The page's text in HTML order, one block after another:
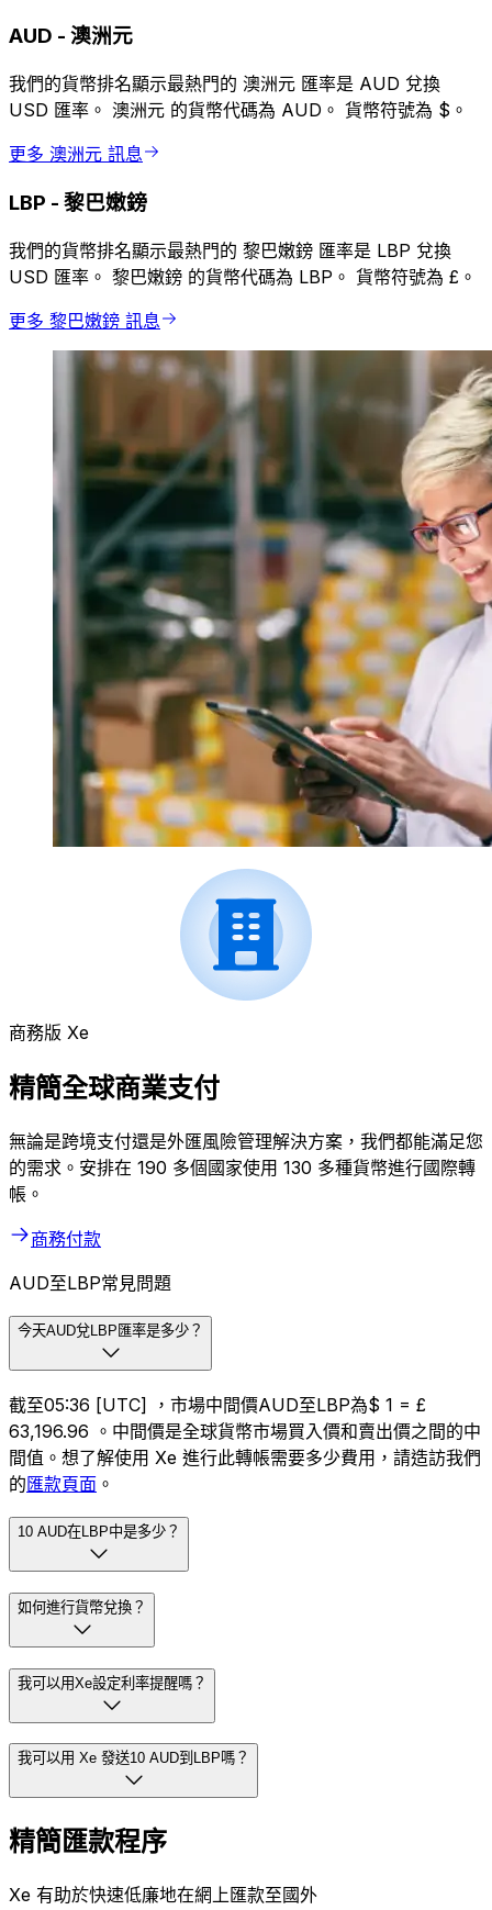
AUD - 澳洲元
我們的貨幣排名顯示最熱門的 澳洲元 匯率是 AUD 兌換
USD 匯率。 澳洲元 的貨幣代碼為 AUD。 貨幣符號為 $。
更多 澳洲元 訊息
LBP - 黎巴嫩鎊
我們的貨幣排名顯示最熱門的 黎巴嫩鎊 匯率是 LBP 兌換
USD 匯率。 黎巴嫩鎊 的貨幣代碼為 LBP。 貨幣符號為 £。
更多 黎巴嫩鎊 訊息
商務版 Xe
精簡全球商業支付
無論是跨境支付還是外匯風險管理解決方案，我們都能滿足您
的需求。安排在 190 多個國家使用 130 多種貨幣進行國際轉
帳。
商務付款
AUD至LBP常見問題
今天AUD兌LBP匯率是多少？
截至05:36 [UTC] ，市場中間價AUD至LBP為$ 1 = £
63,196.96 。中間價是全球貨幣市場買入價和賣出價之間的中
間值。想了解使用 Xe 進行此轉帳需要多少費用，請造訪我們
的匯款頁面 。
10 AUD在LBP中是多少？
如何進行貨幣兌換？
我可以用Xe設定利率提醒嗎？
我可以用 Xe 發送10 AUD到LBP嗎？
精簡匯款程序
Xe 有助於快速低廉地在網上匯款至國外